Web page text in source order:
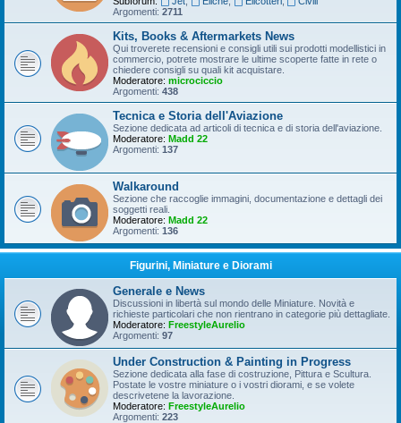
Argomenti: 2711
Kits, Books & Aftermarkets News
Qui troverete recensioni e consigli utili sui prodotti modellistici in
commercio, potrete mostrare le ultime scoperte fatte in rete o
chiedere consigli su quali kit acquistare.
Moderatore: microciccio
Argomenti: 438
Tecnica e Storia dell'Aviazione
Sezione dedicata ad articoli di tecnica e di storia dell'aviazione.
Moderatore: Madd 22
Argomenti: 137
Walkaround
Sezione che raccoglie immagini, documentazione e dettagli dei
soggetti reali.
Moderatore: Madd 22
Argomenti: 136
Figurini, Miniature e Diorami
Generale e News
Discussioni in libertà sul mondo delle Miniature. Novità e
richieste particolari che non rientrano in categorie più dettagliate.
Moderatore: FreestyleAurelio
Argomenti: 97
Under Construction & Painting in Progress
Sezione dedicata alla fase di costruzione, Pittura e Scultura.
Postate le vostre miniature o i vostri diorami, e se volete
descrivetene la lavorazione.
Moderatore: FreestyleAurelio
Argomenti: 223